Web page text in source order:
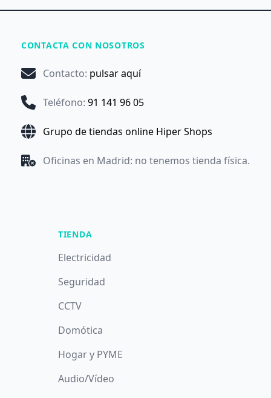
CONTACTA CON NOSOTROS
Contacto: pulsar aquí
Teléfono: 91 141 96 05
Grupo de tiendas online Hiper Shops
Oficinas en Madrid: no tenemos tienda física.
TIENDA
Electricidad
Seguridad
CCTV
Domótica
Hogar y PYME
Audio/Vídeo